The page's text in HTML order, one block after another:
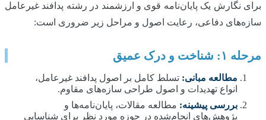
برای نگارش یک پایان‌نامه قوی و ارزشمند در رشته پدافند غیرعامل
سازه‌های دفاعی، رعایت اصول و مراحل زیر ضروری است:
مرحله ۱: شناخت و درک عمیق
مطالعه مبانی: تسلط کامل بر اصول پدافند غیرعامل،
انواع تهدیدات و اصول طراحی سازه‌های مقاوم.
بررسی پیشینه: مطالعه مقالات، پایان‌نامه‌ها و
پژوهش‌های انجام‌شده در حوزه مورد نظر برای شناسایی